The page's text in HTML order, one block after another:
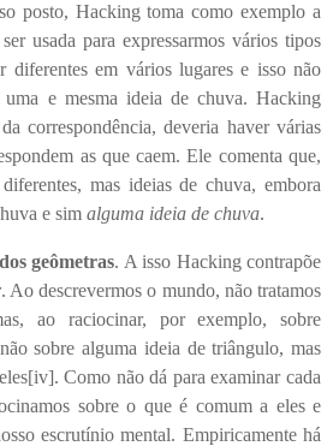
posto, Hacking toma como exemplo a
usada para expressarmos vários tipos
diferentes em vários lugares e isso não
e mesma ideia de chuva. Hacking
correspondência, deveria haver várias
as que caem. Ele comenta que,
mas ideias de chuva, embora
e sim alguma ideia de chuva.
geômetras. A isso Hacking contrapõe
. Ao descrevermos o mundo, não tratamos
ao raciocinar, por exemplo, sobre
sobre alguma ideia de triângulo, mas
[iv]. Como não dá para examinar cada
sobre o que é comum a eles e
escrutínio mental. Empiricamente há